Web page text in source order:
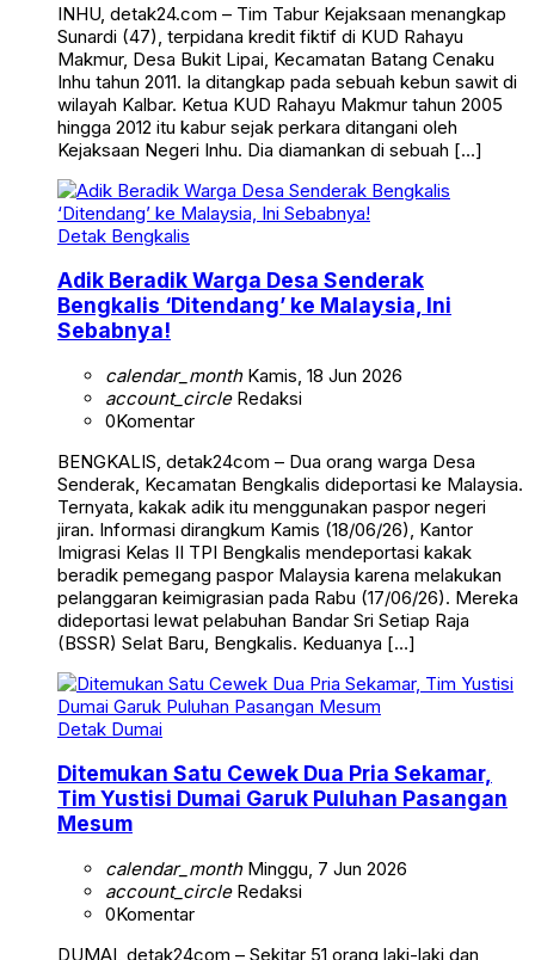
INHU, detak24.com – Tim Tabur Kejaksaan menangkap
Sunardi (47), terpidana kredit fiktif di KUD Rahayu
Makmur, Desa Bukit Lipai, Kecamatan Batang Cenaku
Inhu tahun 2011. Ia ditangkap pada sebuah kebun sawit di
wilayah Kalbar. Ketua KUD Rahayu Makmur tahun 2005
hingga 2012 itu kabur sejak perkara ditangani oleh
Kejaksaan Negeri Inhu. Dia diamankan di sebuah […]
Detak Bengkalis
Adik Beradik Warga Desa Senderak
Bengkalis ‘Ditendang’ ke Malaysia, Ini
Sebabnya!
calendar_monthKamis, 18 Jun 2026
account_circleRedaksi
0Komentar
BENGKALIS, detak24com – Dua orang warga Desa
Senderak, Kecamatan Bengkalis dideportasi ke Malaysia.
Ternyata, kakak adik itu menggunakan paspor negeri
jiran. Informasi dirangkum Kamis (18/06/26), Kantor
Imigrasi Kelas II TPI Bengkalis mendeportasi kakak
beradik pemegang paspor Malaysia karena melakukan
pelanggaran keimigrasian pada Rabu (17/06/26). Mereka
dideportasi lewat pelabuhan Bandar Sri Setiap Raja
(BSSR) Selat Baru, Bengkalis. Keduanya […]
Detak Dumai
Ditemukan Satu Cewek Dua Pria Sekamar,
Tim Yustisi Dumai Garuk Puluhan Pasangan
Mesum
calendar_monthMinggu, 7 Jun 2026
account_circleRedaksi
0Komentar
DUMAI, detak24com – Sekitar 51 orang laki-laki dan